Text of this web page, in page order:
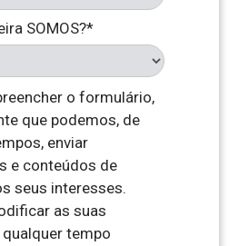
SOMOS?*
o formulário,
que podemos, de
enviar
e conteúdos de
seus interesses.
as suas
tempo